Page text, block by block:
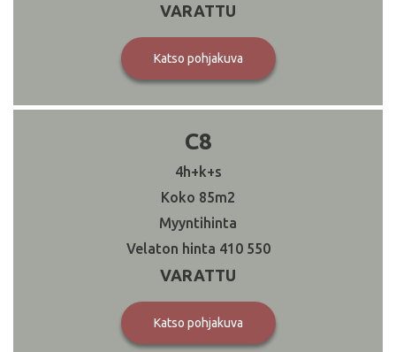
VARATTU
Katso pohjakuva
C8
4h+k+s
85
410 550
VARATTU
Katso pohjakuva